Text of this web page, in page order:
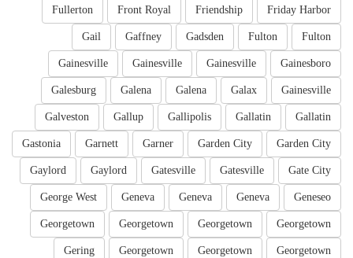
Friday Harbor
Friendship
Front Royal
Fullerton
Fulton
Fulton
Gadsden
Gaffney
Gail
Gainesboro
Gainesville
Gainesville
Gainesville
Gainesville
Galax
Galena
Galena
Galesburg
Gallatin
Gallatin
Gallipolis
Gallup
Galveston
Garden City
Garden City
Garner
Garnett
Gastonia
Gate City
Gatesville
Gatesville
Gaylord
Gaylord
Geneseo
Geneva
Geneva
Geneva
George West
Georgetown
Georgetown
Georgetown
Georgetown
Georgetown
Georgetown
Georgetown
Gering